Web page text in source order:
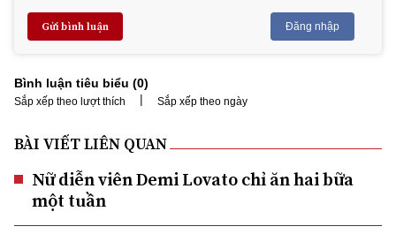
Gửi bình luận Đăng nhập
Bình luận tiêu biểu (0)
Sắp xếp theo lượt thích | Sắp xếp theo ngày
BÀI VIẾT LIÊN QUAN
Nữ diễn viên Demi Lovato chỉ ăn hai bữa
một tuần